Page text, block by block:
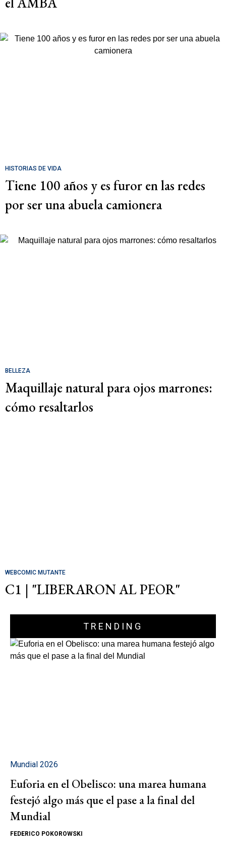
HISTORIAS DE VIDA
Tiene 100 años y es furor en las redes
por ser una abuela camionera
BELLEZA
Maquillaje natural para ojos marrones:
cómo resaltarlos
WEBCOMIC MUTANTE
C1 | "LIBERARON AL PEOR"
TRENDING
Mundial 2026
Euforia en el Obelisco: una marea humana
festejó algo más que el pase a la final del
Mundial
FEDERICO POKOROWSKI